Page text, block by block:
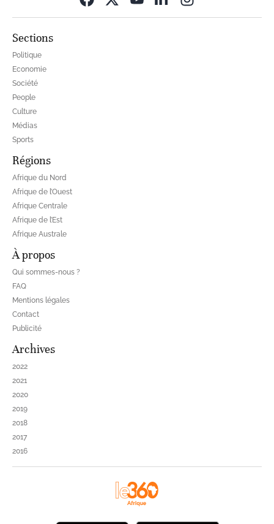
Sections
Politique
Economie
Société
People
Culture
Médias
Sports
Régions
Afrique du Nord
Afrique de l’Ouest
Afrique Centrale
Afrique de l’Est
Afrique Australe
À propos
Qui sommes-nous ?
FAQ
Mentions légales
Contact
Publicité
Archives
2022
2021
2020
2019
2018
2017
2016